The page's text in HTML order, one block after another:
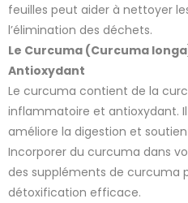
feuilles peut aider à nettoyer
l’élimination des déchets.
Le Curcuma (Curcuma
Antioxydant
Le curcuma contient de la
inflammatoire et antioxydant.
améliore la digestion et
Incorporer du curcuma dans
des suppléments de curcuma
détoxification efficace.